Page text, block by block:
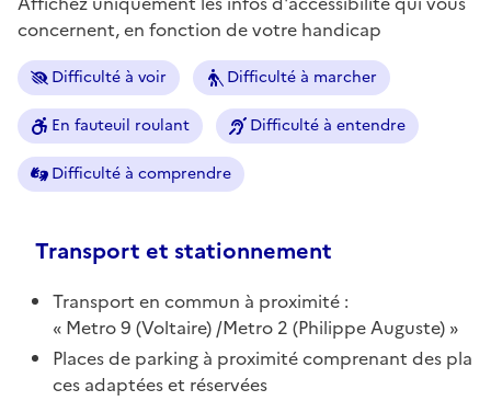
concernent, en fonction de votre handicap
Difficulté à voir Difficulté à marcher
En fauteuil roulant Difficulté à entendre
Difficulté à comprendre
Transport et stationnement
Transport en commun à proximité :
Metro 9 (Voltaire) /Metro 2 (Philippe Auguste)
Places de parking à proximité comprenant des pla
ces adaptées et réservées